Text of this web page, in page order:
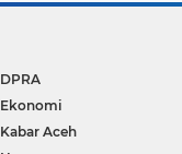
DPRA
Ekonomi
Kabar Aceh